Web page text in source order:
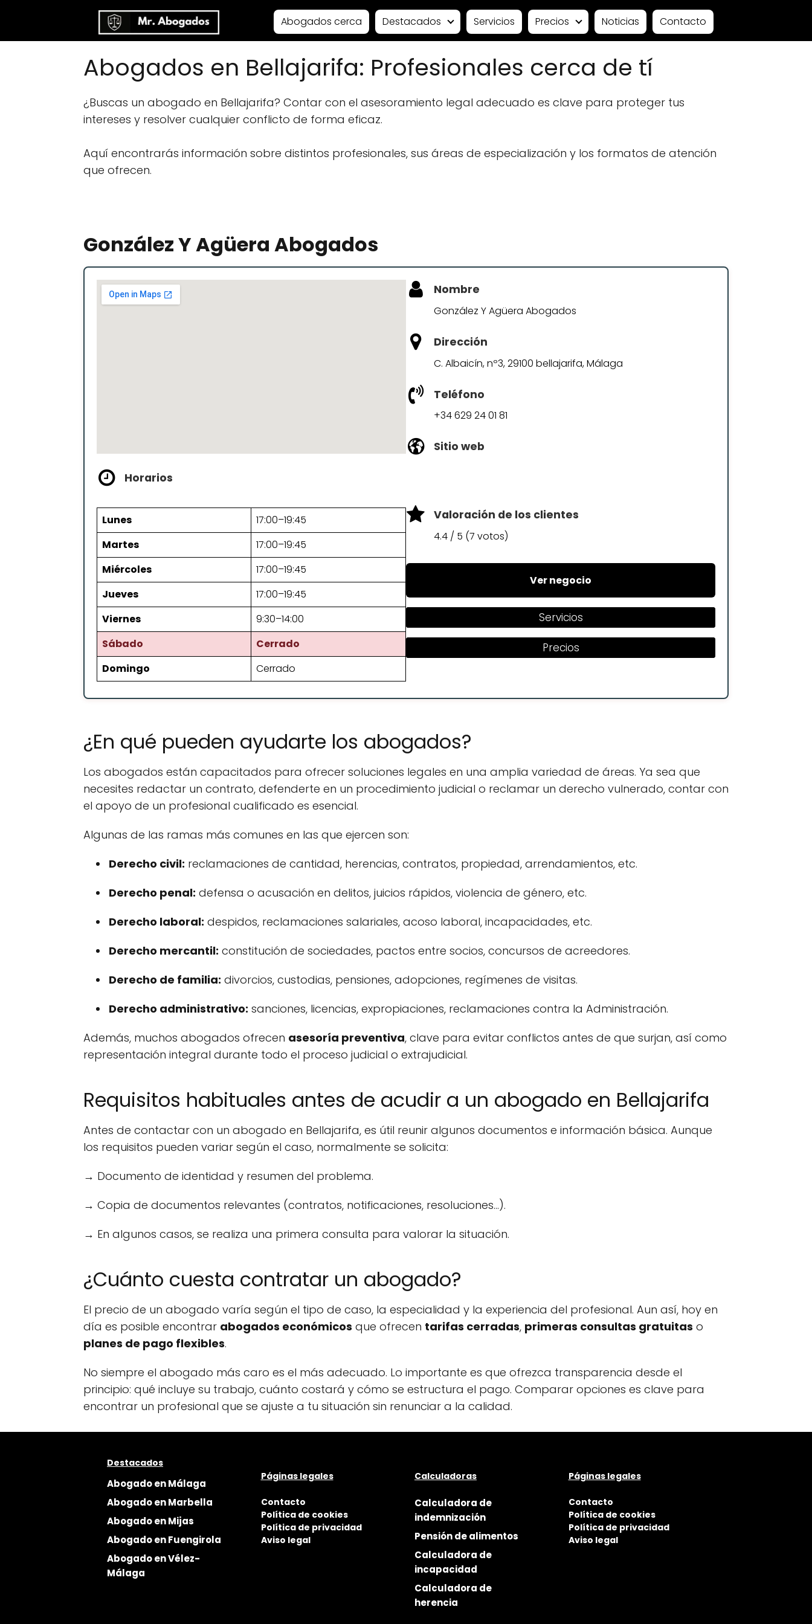
Abogados cerca Destacados Servicios Precios Noticias Contacto
Abogados en Bellajarifa: Profesionales cerca de tí
¿Buscas un abogado en Bellajarifa? Contar con el asesoramiento legal adecuado es clave para proteger tus
intereses y resolver cualquier conflicto de forma eficaz.
Aquí encontrarás información sobre distintos profesionales, sus áreas de especialización y los formatos de atención
que ofrecen.
González Y Agüera Abogados
Horarios
Lunes
17:00–19:45
Martes
17:00–19:45
Miércoles
17:00–19:45
Jueves
17:00–19:45
Viernes
9:30–14:00
Sábado
Cerrado
Domingo
Cerrado
Nombre
González Y Agüera Abogados
Dirección
C. Albaicín, nº3, 29100 bellajarifa, Málaga
Teléfono
+34 629 24 01 81
Sitio web
Valoración de los clientes
4.4 / 5 (7 votos)
Ver negocio
Servicios
Precios
¿En qué pueden ayudarte los abogados?
Los abogados están capacitados para ofrecer soluciones legales en una amplia variedad de áreas. Ya sea que
necesites redactar un contrato, defenderte en un procedimiento judicial o reclamar un derecho vulnerado, contar con
el apoyo de un profesional cualificado es esencial.
Algunas de las ramas más comunes en las que ejercen son:
Derecho civil: reclamaciones de cantidad, herencias, contratos, propiedad, arrendamientos, etc.
Derecho penal: defensa o acusación en delitos, juicios rápidos, violencia de género, etc.
Derecho laboral: despidos, reclamaciones salariales, acoso laboral, incapacidades, etc.
Derecho mercantil: constitución de sociedades, pactos entre socios, concursos de acreedores.
Derecho de familia: divorcios, custodias, pensiones, adopciones, regímenes de visitas.
Derecho administrativo: sanciones, licencias, expropiaciones, reclamaciones contra la Administración.
Además, muchos abogados ofrecen asesoría preventiva, clave para evitar conflictos antes de que surjan, así como
representación integral durante todo el proceso judicial o extrajudicial.
Requisitos habituales antes de acudir a un abogado en Bellajarifa
Antes de contactar con un abogado en Bellajarifa, es útil reunir algunos documentos e información básica. Aunque
los requisitos pueden variar según el caso, normalmente se solicita:
→ Documento de identidad y resumen del problema.
→ Copia de documentos relevantes (contratos, notificaciones, resoluciones...).
→ En algunos casos, se realiza una primera consulta para valorar la situación.
¿Cuánto cuesta contratar un abogado?
El precio de un abogado varía según el tipo de caso, la especialidad y la experiencia del profesional. Aun así, hoy en
día es posible encontrar abogados económicos que ofrecen tarifas cerradas, primeras consultas gratuitas o
planes de pago flexibles.
No siempre el abogado más caro es el más adecuado. Lo importante es que ofrezca transparencia desde el
principio: qué incluye su trabajo, cuánto costará y cómo se estructura el pago. Comparar opciones es clave para
encontrar un profesional que se ajuste a tu situación sin renunciar a la calidad.
Destacados
Abogado en Málaga
Abogado en Marbella
Abogado en Mijas
Abogado en Fuengirola
Abogado en Vélez-
Málaga
Páginas legales
Contacto
Política de cookies
Política de privacidad
Aviso legal
Calculadoras
Calculadora de
indemnización
Pensión de alimentos
Calculadora de
incapacidad
Calculadora de
herencia
Páginas legales
Contacto
Política de cookies
Política de privacidad
Aviso legal